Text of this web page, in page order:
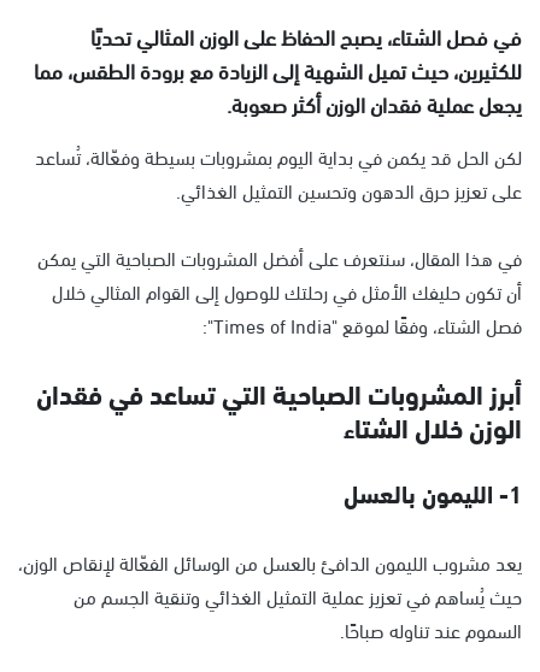
في فصل الشتاء، يصبح الحفاظ على الوزن المثالي تحديًا
للكثيرين، حيث تميل الشهية إلى الزيادة مع برودة الطقس، مما
يجعل عملية فقدان الوزن أكثر صعوبة.
لكن الحل قد يكمن في بداية اليوم بمشروبات بسيطة وفعّالة، تُساعد
على تعزيز حرق الدهون وتحسين التمثيل الغذائي.
في هذا المقال، سنتعرف على أفضل المشروبات الصباحية التي يمكن
أن تكون حليفك الأمثل في رحلتك للوصول إلى القوام المثالي خلال
فصل الشتاء، وفقًا لموقع "Times of India":
أبرز المشروبات الصباحية التي تساعد في فقدان
الوزن خلال الشتاء
1- الليمون بالعسل
يعد مشروب الليمون الدافئ بالعسل من الوسائل الفعّالة لإنقاص الوزن،
حيث يُساهم في تعزيز عملية التمثيل الغذائي وتنقية الجسم من
السموم عند تناوله صباحًا.